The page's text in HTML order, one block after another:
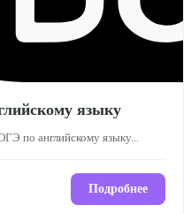
языку
по английскому языку...
Подробнее